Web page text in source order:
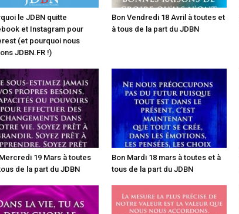
le JDBN quitte
et Instagram pour
(et pourquoi nous
JDBN.FR !)
Bon Vendredi 18 Avril à toutes et
à tous de la part du JDBN
19 Mars à toutes
de la part du JDBN
Bon Mardi 18 mars à toutes et à
tous de la part du JDBN